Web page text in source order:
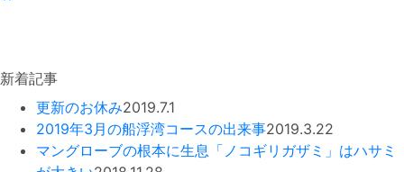
新着記事
更新のお休み2019.7.1
2019年3月の船浮湾コースの出来事2019.3.22
マングローブの根本に生息「ノコギリガザミ」はハサミ